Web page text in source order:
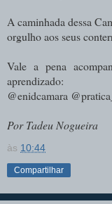
A caminhada dessa
orgulho aos seus
Vale a pena
aprendizado:
@enidcamara
Por Tadeu Nogueira
às 10:44
Compartilhar